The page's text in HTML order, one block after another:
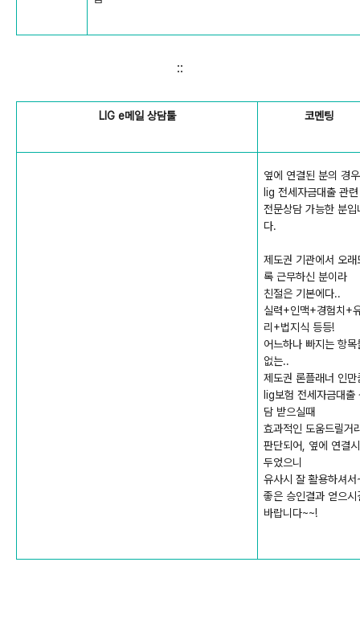
::
LIG e메일 상담툴 코멘팅
옆에 연결된 분의 경
lig 전세자금대출 관련
전문상담 가능한 분입
다.
제도권 기관에서 오래
록 근무하신 분이라
친절은 기본에다..
실력+인맥+경험치+
리+법지식 등등!
어느하나 빠지는 항목
없는..
제도권 론플래너 인만
lig보험 전세자금대출
담 받으실때
효과적인 도움드릴거
판단되어, 옆에 연결
두었으니
유사시 잘 활용하셔서
좋은 승인결과 얻으시
바랍니다~~!